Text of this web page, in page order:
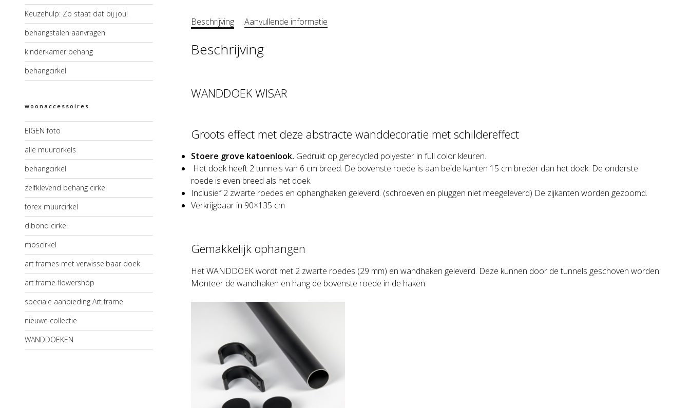
Beschrijving Aanvullende informatie
Beschrijving
WANDDOEK WISAR
Groots effect met deze abstracte wanddecoratie met schildereffect
Stoere grove katoenlook. Gedrukt op gerecycled polyester in full color kleuren.
Het doek heeft 2 tunnels van 6 cm breed. De bovenste roede is aan beide kanten 15 cm breder dan het doek. De onderste
roede is even breed als het doek.
Inclusief 2 zwarte roedes en ophanghaken geleverd. (schroeven en pluggen niet meegeleverd) De zijkanten worden gezoomd.
Verkrijgbaar in 90×135 cm
Gemakkelijk ophangen
Het WANDDOEK wordt met 2 zwarte roedes (29 mm) en wandhaken geleverd. Deze kunnen door de tunnels geschoven worden.
Monteer de wandhaken en hang de bovenste roede in de haken.
Keuzehulp: Zo staat dat bij jou!
behangstalen aanvragen
kinderkamer behang
behangcirkel
woonaccessoires
EIGEN foto
alle muurcirkels
behangcirkel
zelfklevend behang cirkel
forex muurcirkel
dibond cirkel
moscirkel
art frames met verwisselbaar doek
art frame flowershop
speciale aanbieding Art frame
nieuwe collectie
WANDDOEKEN